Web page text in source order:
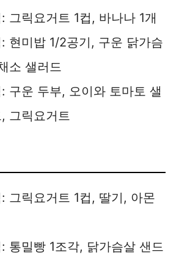
그릭요거트 1컵, 바나나 1개
현미밥 1/2공기, 구운 닭가슴
소 샐러드
구운 두부, 오이와 토마토 샐
그릭요거트
그릭요거트 1컵, 딸기, 아몬
통밀빵 1조각, 닭가슴살 샌드